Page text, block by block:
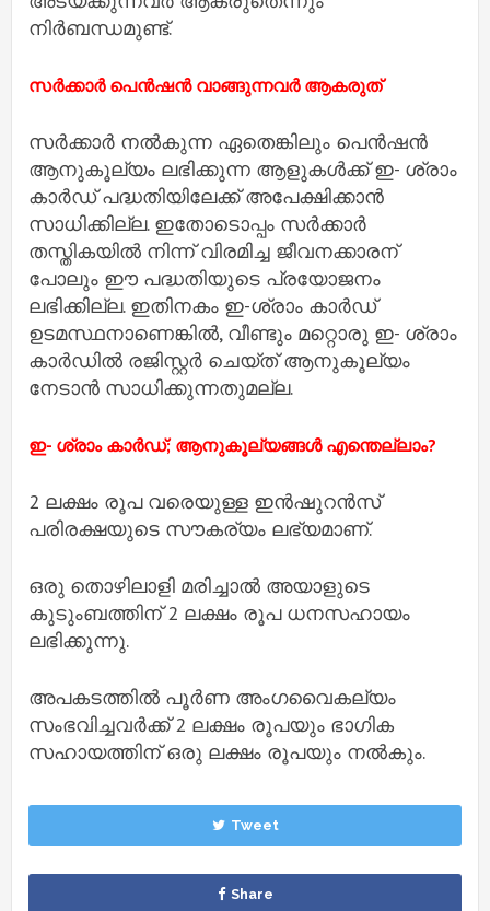
നിർബന്ധമുണ്ട്.
സർക്കാർ പെൻഷൻ വാങ്ങുന്നവർ ആകരുത്
സർക്കാർ നൽകുന്ന ഏതെങ്കിലും പെൻഷൻ
ആനുകൂല്യം ലഭിക്കുന്ന ആളുകൾക്ക് ഇ- ശ്രാം
കാർഡ് പദ്ധതിയിലേക്ക് അപേക്ഷിക്കാൻ
സാധിക്കില്ല. ഇതോടൊപ്പം സർക്കാർ
തസ്തികയിൽ നിന്ന് വിരമിച്ച ജീവനക്കാരന്
പോലും ഈ പദ്ധതിയുടെ പ്രയോജനം
ലഭിക്കില്ല. ഇതിനകം ഇ-ശ്രാം കാർഡ്
ഉടമസ്ഥനാണെങ്കിൽ, വീണ്ടും മറ്റൊരു ഇ- ശ്രാം
കാർഡിൽ രജിസ്റ്റർ ചെയ്ത് ആനുകൂല്യം
നേടാൻ സാധിക്കുന്നതുമല്ല.
ഇ- ശ്രാം കാർഡ്; ആനുകൂല്യങ്ങൾ എന്തെല്ലാം?
2 ലക്ഷം രൂപ വരെയുള്ള ഇൻഷുറൻസ്
പരിരക്ഷയുടെ സൗകര്യം ലഭ്യമാണ്.
ഒരു തൊഴിലാളി മരിച്ചാൽ അയാളുടെ
കുടുംബത്തിന് 2 ലക്ഷം രൂപ ധനസഹായം
ലഭിക്കുന്നു.
അപകടത്തിൽ പൂർണ അംഗവൈകല്യം
സംഭവിച്ചവർക്ക് 2 ലക്ഷം രൂപയും ഭാഗിക
സഹായത്തിന് ഒരു ലക്ഷം രൂപയും നൽകും.
Tweet
Share